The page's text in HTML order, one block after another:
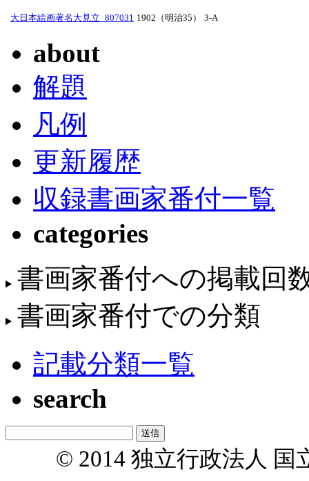
大日本絵画著名大見立_807031 1902（明治35） 3-A
about
解題
凡例
更新履歴
収録書画家番付一覧
categories
書画家番付への掲載回
書画家番付での分類
記載分類一覧
search
© 2014 独立行政法人 国